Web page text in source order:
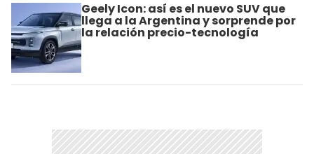
Geely Icon: así es el nuevo SUV que
llega a la Argentina y sorprende por
la relación precio-tecnología